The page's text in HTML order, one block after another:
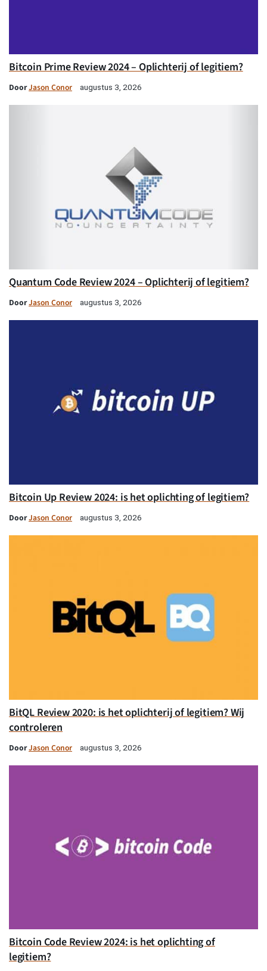
Bitcoin Prime Review 2024 – Oplichterij of legitiem?
DoorJason Conor augustus 3, 2026
Quantum Code Review 2024 – Oplichterij of legitiem?
DoorJason Conor augustus 3, 2026
Bitcoin Up Review 2024: is het oplichting of legitiem?
DoorJason Conor augustus 3, 2026
BitQL Review 2020: is het oplichterij of legitiem? Wij
controleren
DoorJason Conor augustus 3, 2026
Bitcoin Code Review 2024: is het oplichting of
legitiem?